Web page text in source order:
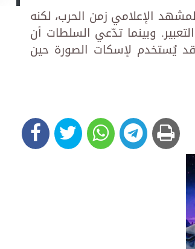
الإعلامي زمن الحرب، لكنه
وبينما تدّعي السلطات أن
يُستخدم لإسكات الصورة حين